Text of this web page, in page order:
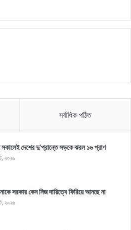
সর্বাধিক পঠিত
সকালেই দেশের দু’প্রান্তে সড়কে ঝরল ১৬ প্রাণ
২০২৬
সরকার কেন নিজ দায়িত্বে ফিরিয়ে আনছে না
২০২৬